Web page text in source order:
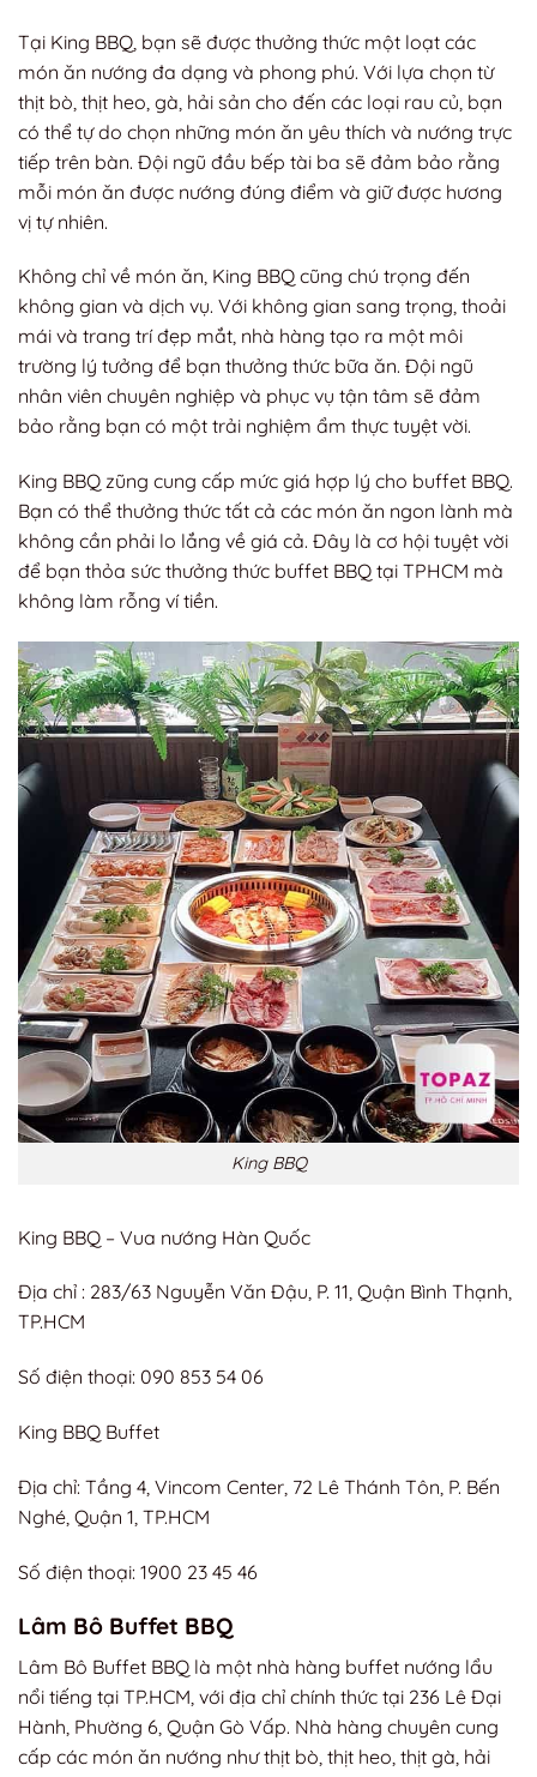
Tại King BBQ, bạn sẽ được thưởng thức một loạt các
món ăn nướng đa dạng và phong phú. Với lựa chọn từ
thịt bò, thịt heo, gà, hải sản cho đến các loại rau củ, bạn
có thể tự do chọn những món ăn yêu thích và nướng trực
tiếp trên bàn. Đội ngũ đầu bếp tài ba sẽ đảm bảo rằng
mỗi món ăn được nướng đúng điểm và giữ được hương
vị tự nhiên.
Không chỉ về món ăn, King BBQ cũng chú trọng đến
không gian và dịch vụ. Với không gian sang trọng, thoải
mái và trang trí đẹp mắt, nhà hàng tạo ra một môi
trường lý tưởng để bạn thưởng thức bữa ăn. Đội ngũ
nhân viên chuyên nghiệp và phục vụ tận tâm sẽ đảm
bảo rằng bạn có một trải nghiệm ẩm thực tuyệt vời.
King BBQ zũng cung cấp mức giá hợp lý cho buffet BBQ.
Bạn có thể thưởng thức tất cả các món ăn ngon lành mà
không cần phải lo lắng về giá cả. Đây là cơ hội tuyệt vời
để bạn thỏa sức thưởng thức buffet BBQ tại TPHCM mà
không làm rỗng ví tiền.
King BBQ
King BBQ – Vua nướng Hàn Quốc
Địa chỉ : 283/63 Nguyễn Văn Đậu, P. 11, Quận Bình Thạnh,
TP.HCM
Số điện thoại: 090 853 54 06
King BBQ Buffet
Địa chỉ: Tầng 4, Vincom Center, 72 Lê Thánh Tôn, P. Bến
Nghé, Quận 1, TP.HCM
Số điện thoại: 1900 23 45 46
Lâm Bô Buffet BBQ
Lâm Bô Buffet BBQ là một nhà hàng buffet nướng lẩu
nổi tiếng tại TP.HCM, với địa chỉ chính thức tại 236 Lê Đại
Hành, Phường 6, Quận Gò Vấp. Nhà hàng chuyên cung
cấp các món ăn nướng như thịt bò, thịt heo, thịt gà, hải